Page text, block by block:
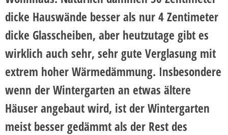
dicke Hauswände besser als nur 4 Zentimeter
dicke Glasscheiben, aber heutzutage gibt es
wirklich auch sehr, sehr gute Verglasung mit
extrem hoher Wärmedämmung. Insbesondere
wenn der Wintergarten an etwas ältere
Häuser angebaut wird, ist der Wintergarten
meist besser gedämmt als der Rest des